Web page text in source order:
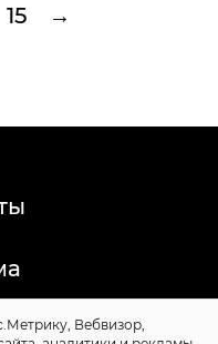
15 →
MagazineВебвизор,